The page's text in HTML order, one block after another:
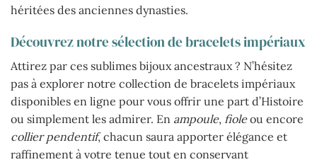
héritées des anciennes dynasties.
Découvrez notre sélection de bracelets impériaux
Attirez par ces sublimes bijoux ancestraux ? N’hésitez
pas à explorer notre collection de bracelets impériaux
disponibles en ligne pour vous offrir une part d’Histoire
ou simplement les admirer. En ampoule, fioleou encore
collier pendentif, chacun saura apporter élégance et
raffinement à votre tenue tout en conservant